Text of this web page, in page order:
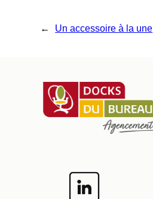
← Un accessoire à la une